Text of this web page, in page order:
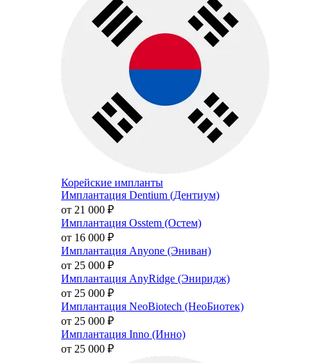
Корейские импланты
Имплантация Dentium (Дентиум)
от 21 000 ₽
Имплантация Osstem (Остем)
от 16 000 ₽
Имплантация Anyone (Эниван)
от 25 000 ₽
Имплантация AnyRidge (Эниридж)
от 25 000 ₽
Имплантация NeoBiotech (НеоБиотек)
от 25 000 ₽
Имплантация Inno (Инно)
от 25 000 ₽